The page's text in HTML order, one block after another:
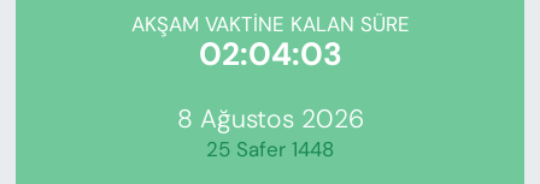
AKŞAM VAKTINE KALAN SÜRE
02:04:03
8 Ağustos 2026
25 Safer 1448
GAZETECİLİĞİNİ GELİŞTİRMEK
Süper Lig Puan Durumu ve Fikstür
Tüm Manşetler